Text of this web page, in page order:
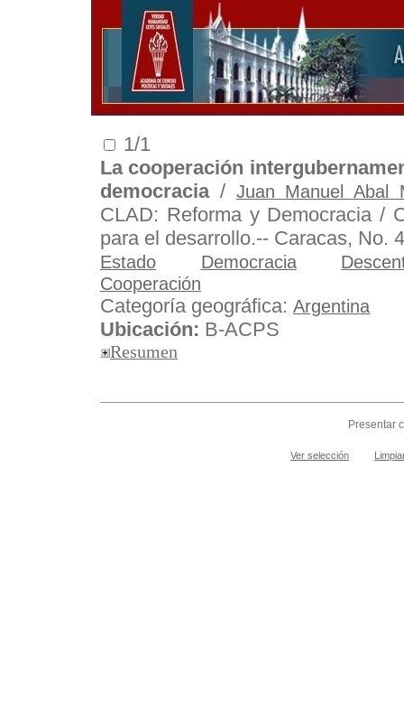
1/1
La cooperación
democracia/ Juan Manuel Abal
CLAD: Reforma y Democracia /
para el desarrollo.-- Caracas, No.
Estado Democracia
Cooperación
Categoría geográfica: Argentina
Ubicación: B-ACPS
Resumen
Presentar
Ver selección